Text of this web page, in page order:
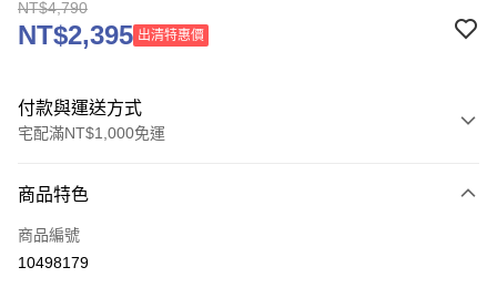
NT$4,790
NT$2,395 出清特惠價
付款與運送方式
宅配滿NT$1,000免運
信用卡一次付款
信用卡分期付款
商品特色
商品編號
10498179